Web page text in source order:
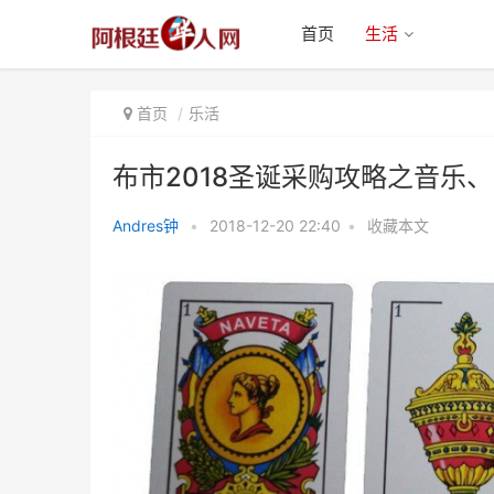
首页 生活
首页 乐活
布市2018圣诞采购攻略之音乐
Andres钟 • 2018-12-20 22:40 • 收藏本文